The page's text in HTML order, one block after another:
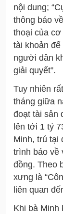
nội dung;
thông báo
thoại của
tài khoản
người dân
giải quyết”.
Tuy nhiên
tháng giữa
đoạt tài sản
lên tới 1 tỷ
Minh, trú tại
trình báo về
đồng. Theo
xưng là
liên quan
Khi bà Minh